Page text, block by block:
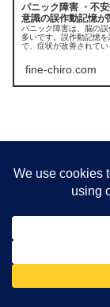
パニック障害 ・不
意識の誤作動記憶が
パニック障害は、脳の
多いです。誤作動記憶
で、症状が改善されてい
fine-chiro.com
スポーツ
イップスを改善！
presents SUNDAY
学者である中野信子さ
で、イップス改善の大